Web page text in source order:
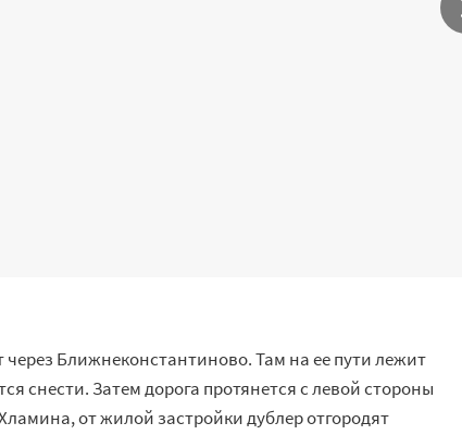
Ближнеконстантиново. Там на ее пути лежит
снести. Затем дорога протянется с левой стороны
от жилой застройки дублер отгородят